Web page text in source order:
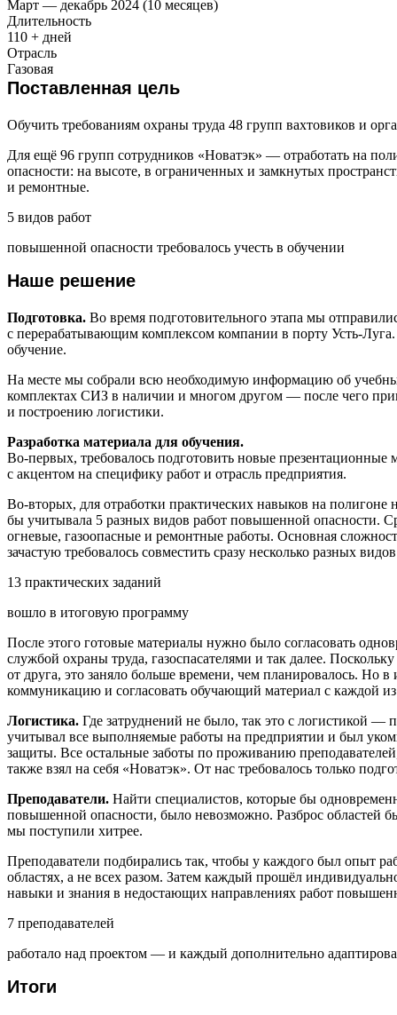
Март — декабрь 2024 (10 месяцев)
Длительность
110 + дней
Отрасль
Газовая
Поставленная цель
Обучить требованиям охраны труда 48 групп вахтовиков и
Для ещё 96 групп сотрудников «Новатэк» — отработать на
опасности: на высоте, в ограниченных и замкнутых
и ремонтные.
5 видов работ
повышенной опасности требовалось учесть в обучении
Наше решение
Подготовка. Во время подготовительного этапа мы
с перерабатывающим комплексом компании в порту Усть-
обучение.
На месте мы собрали всю необходимую информацию об
комплектах СИЗ в наличии и многом другом — после чего
и построению логистики.
Разработка материала для обучения.
Во-первых, требовалось подготовить новые презентационные
с акцентом на специфику работ и отрасль предприятия.
Во-вторых, для отработки практических навыков на полигоне
бы учитывала 5 разных видов работ повышенной опасности.
огневые, газоопасные и ремонтные работы. Основная
зачастую требовалось совместить сразу несколько разных
13 практических заданий
вошло в итоговую программу
После этого готовые материалы нужно было согласовать
службой охраны труда, газоспасателями и так далее.
от друга, это заняло больше времени, чем планировалось. Но
коммуникацию и согласовать обучающий материал с каждой
Логистика. Где затруднений не было, так это с логистикой —
учитывал все выполняемые работы на предприятии и был
защиты. Все остальные заботы по проживанию
также взял на себя «Новатэк». От нас требовалось только
Преподаватели. Найти специалистов, которые бы
повышенной опасности, было невозможно. Разброс областей
мы поступили хитрее.
Преподаватели подбирались так, чтобы у каждого был опыт
областях, а не всех разом. Затем каждый прошёл
навыки и знания в недостающих направлениях работ
7 преподавателей
работало над проектом — и каждый дополнительно
Итоги